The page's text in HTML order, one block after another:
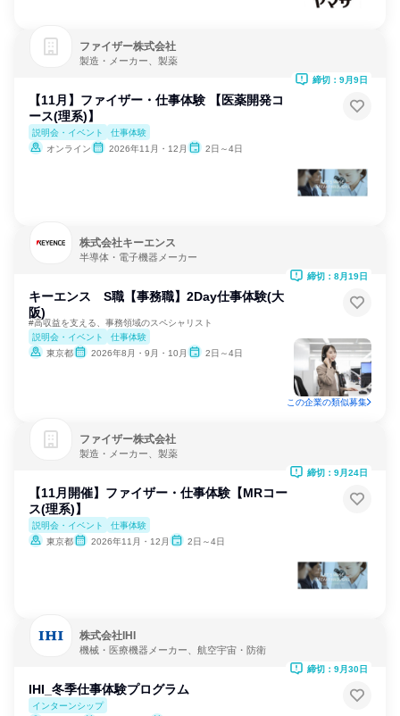
ファイザー株式会社
製造・メーカー、製薬
【11月】ファイザー・仕事体験 【医薬開発コ
ース(理系)】
説明会・イベント
仕事体験
オンライン
2026年11月・12月 2日～4日
締切：9月9日
株式会社キーエンス
半導体・電子機器メーカー
キーエンス S職【事務職】2Day仕事体験(大
阪)
#高収益を支える、事務領域のスペシャリスト
説明会・イベント
仕事体験
東京都
2026年8月・9月・10月 2日～4日
締切：8月19日
この企業の類似募集
ファイザー株式会社
製造・メーカー、製薬
【11月開催】ファイザー・仕事体験【MRコー
ス(理系)】
説明会・イベント
仕事体験
東京都
2026年11月・12月 2日～4日
締切：9月24日
株式会社IHI
機械・医療機器メーカー、航空宇宙・防衛
IHI_冬季仕事体験プログラム
インターンシップ
締切：9月30日